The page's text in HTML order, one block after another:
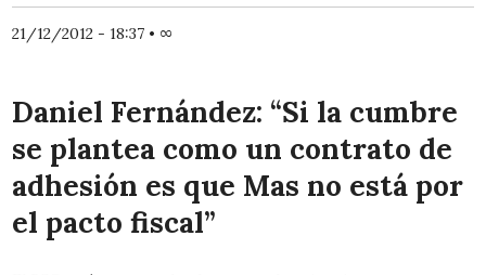
21/12/2012 - 18:37 • ∞
Daniel Fernández: “Si la cumbre
se plantea como un contrato de
adhesión es que Mas no está por
el pacto fiscal”